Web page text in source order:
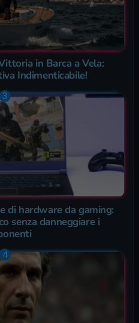
in Barca a Vela:
Indimenticabile!
di hardware da gaming:
senza danneggiare i